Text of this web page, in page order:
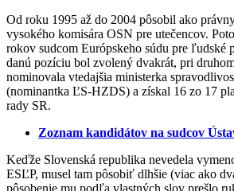
Od roku 1995 až do 2004 pôsobil ako
vysokého komisára OSN pre utečencov.
rokov sudcom Európskeho súdu pre ľudské
danú pozíciu bol zvolený dvakrát, pri
nominovala vtedajšia ministerka
(nominantka ĽS-HZDS) a získal 16 zo 17
rady SR.
Zoznam kandidátov na sudcov
Keďže Slovenská republika nevedela
ESĽP, musel tam pôsobiť dlhšie (viac ako
pôsobenie mu podľa vlastných slov prešlo